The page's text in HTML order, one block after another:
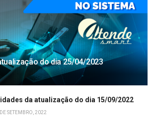
do dia 25/04/2023
da atualização do dia 15/09/2022
SETEMBRO, 2022